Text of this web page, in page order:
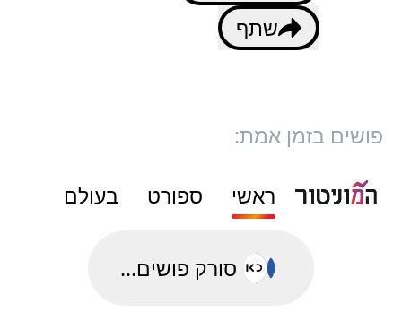
שתף
פושים בזמן אמת:
ראשי ספורט בעולם
סורק פושים...